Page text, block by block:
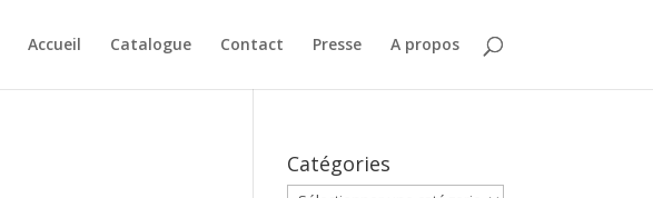
Accueil Catalogue Contact Presse A propos
Catégories